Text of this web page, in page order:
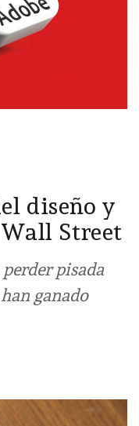
diseño y
Street
pisada
ganado